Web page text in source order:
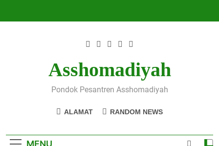
Asshomadiyah
Pondok Pesantren Asshomadiyah
ALAMAT RANDOM NEWS
MENU